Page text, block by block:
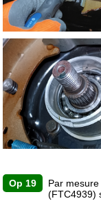
Op 19
Par
(FTC4939)